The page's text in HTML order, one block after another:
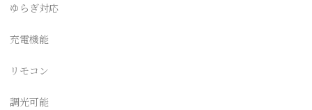
ゆらぎ対応
充電機能
リモコン
調光可能